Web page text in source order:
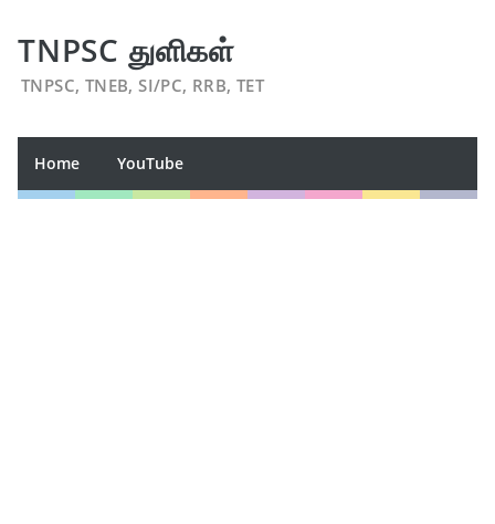
TNPSC துளிகள்
TNPSC, TNEB, SI/PC, RRB, TET
Home YouTube